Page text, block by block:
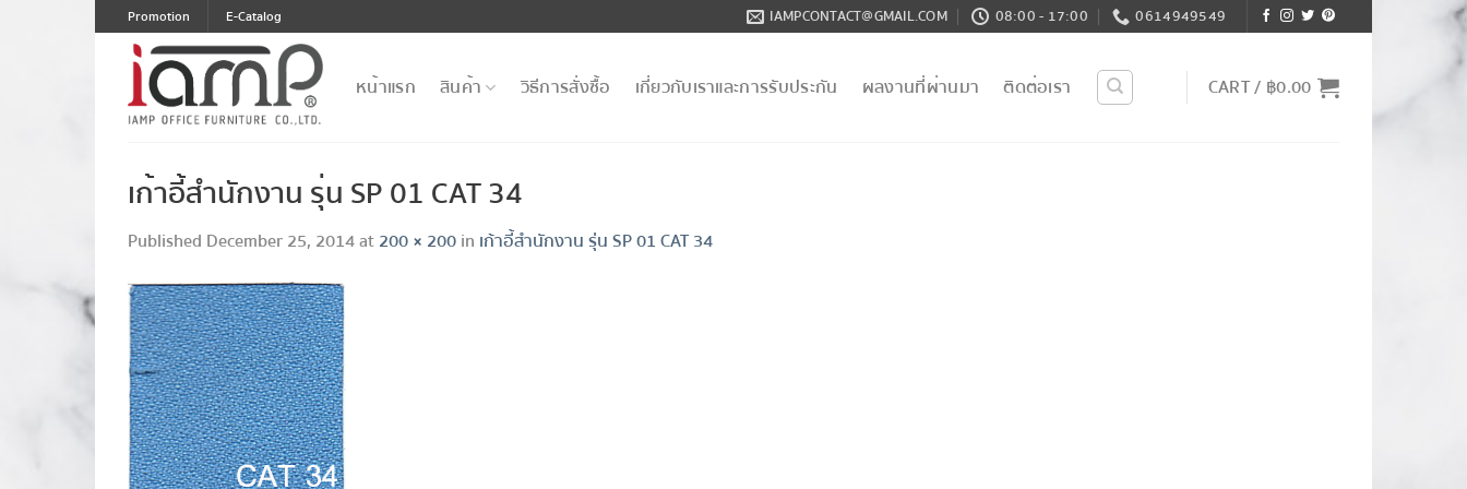
to
content
Promotion E-Catalog IAMPCONTACT@GMAIL.COM 08:00 - 17:00 0614949549
หน้าแรก สินค้า วิธีการสั่งซื้อ เกี่ยวกับเราและการรับประกัน ผลงานที่ผ่านมา ติดต่อเรา CART / ฿0.00
เก้าอี้สำนักงาน รุ่น SP 01 CAT 34
Published December 25, 2014at200 × 200in เก้าอี้สำนักงาน รุ่น SP 01 CAT 34